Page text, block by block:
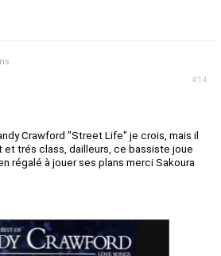
#14
Crawford "Street Life" je crois, mais il
et trés class, dailleurs, ce bassiste joue
régalé à jouer ses plans merci Sakoura